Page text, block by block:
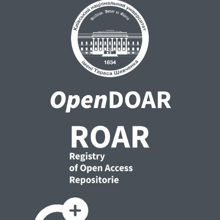
завуальовану, на думку багатьох юристів і
практиків, дискрецію КДКП на надання
дозволу особі, яка подала дисциплінарну
скаргу про вчинення прокурором
дисциплінарного проступку, на
оскарження рішення Комісії до Вищої ради
У зв’язку з виявленою проблемою окрему
увагу присвячено процедурі оскарження
рішень КДКП до Вищої ради правосуддя і
Зроблено висновки, що запровадження
кардинально нової системи притягнення
прокурорів до дисциплінарної
відповідальності є на часі. Однак для
уникнення незаконного дисциплінарного
переслідування прокурорів у середині
системи органів прокуратури, так і для